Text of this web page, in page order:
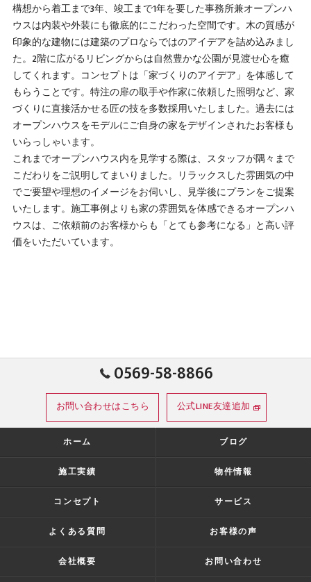
構想から着工まで3年、竣工まで1年を要した事務所兼オープンハ
ウスは内装や外装にも徹底的にこだわった空間です。木の質感が
印象的な建物には建築のプロならではのアイデアを詰め込みまし
た。2階に広がるリビングからは自然豊かな公園が見渡せ心を癒
してくれます。コンセプトは「家づくりのアイデア」を体感して
もらうことです。特注の扉の取手や作家に依頼した照明など、家
づくりに直接活かせる匠の技を多数採用いたしました。過去には
オープンハウスをモデルにご自身の家をデザインされたお客様も
いらっしゃいます。
これまでオープンハウス内を見学する際は、スタッフが隅々まで
こだわりをご説明してまいりました。リラックスした雰囲気の中
でご要望や理想のイメージをお伺いし、見学後にプランをご提案
いたします。施工事例よりも家の雰囲気を体感できるオープンハ
ウスは、ご依頼前のお客様からも「とても参考になる」と高い評
価をいただいています。
0569-58-8866
お問い合わせはこちら 公式LINE友達追加
ホーム ブログ
施工実績 物件情報
コンセプト サービス
よくある質問 お客様の声
会社概要 お問い合わせ